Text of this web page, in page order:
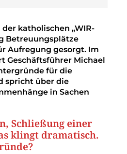
katholischen „WIR-
Betreuungsplätze
Aufregung gesorgt. Im
Geschäftsführer Michael
für die
spricht über die
in Sachen
Schließung ­einer
klingt dramatisch.